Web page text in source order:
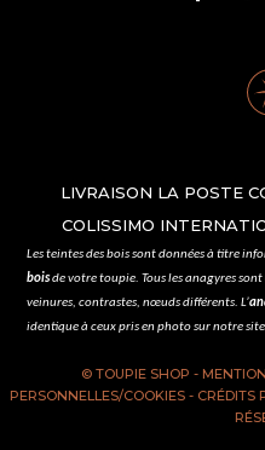
LIVRAISON LA POSTE
COLISSIMO
Les teintes des boissont données à titre
boisde votre toupie. Tous les anagyres sont
veinures, contrastes, nœuds différents. L’
identique à ceux pris en photo sur notre
© TOUPIE SHOP -
PERSONNELLES/COOKIES - CRÉDITS